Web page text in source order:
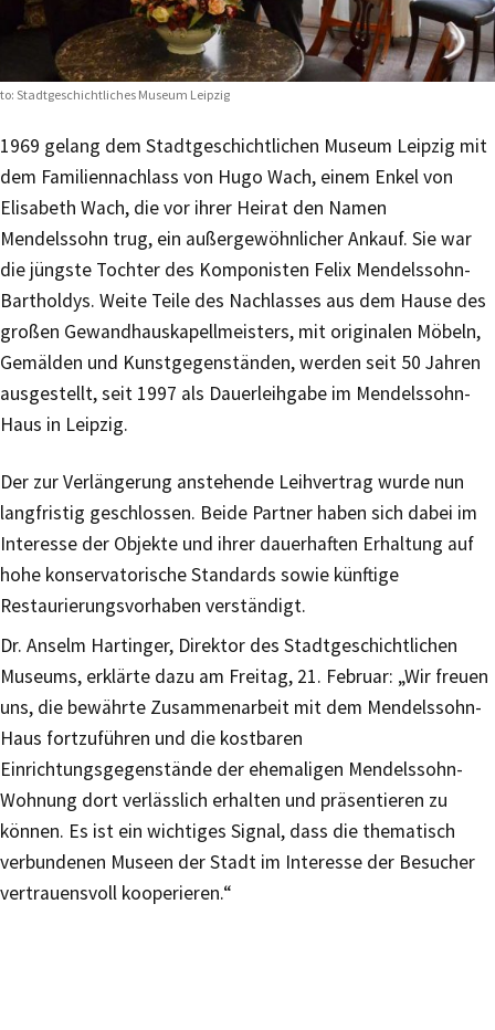
Stadtgeschichtliches Museum Leipzig
1969 gelang dem Stadtgeschichtlichen Museum Leipzig mit
dem Familiennachlass von Hugo Wach, einem Enkel von
Elisabeth Wach, die vor ihrer Heirat den Namen
Mendelssohn trug, ein außergewöhnlicher Ankauf. Sie war
die jüngste Tochter des Komponisten Felix Mendelssohn-
Bartholdys. Weite Teile des Nachlasses aus dem Hause des
großen Gewandhauskapellmeisters, mit originalen Möbeln,
Gemälden und Kunstgegenständen, werden seit 50 Jahren
ausgestellt, seit 1997 als Dauerleihgabe im Mendelssohn-
Haus in Leipzig.
Der zur Verlängerung anstehende Leihvertrag wurde nun
langfristig geschlossen. Beide Partner haben sich dabei im
Interesse der Objekte und ihrer dauerhaften Erhaltung auf
hohe konservatorische Standards sowie künftige
Restaurierungsvorhaben verständigt.
Dr. Anselm Hartinger, Direktor des Stadtgeschichtlichen
Museums, erklärte dazu am Freitag, 21. Februar: „Wir freuen
uns, die bewährte Zusammenarbeit mit dem Mendelssohn-
Haus fortzuführen und die kostbaren
Einrichtungsgegenstände der ehemaligen Mendelssohn-
Wohnung dort verlässlich erhalten und präsentieren zu
können. Es ist ein wichtiges Signal, dass die thematisch
verbundenen Museen der Stadt im Interesse der Besucher
vertrauensvoll kooperieren.“